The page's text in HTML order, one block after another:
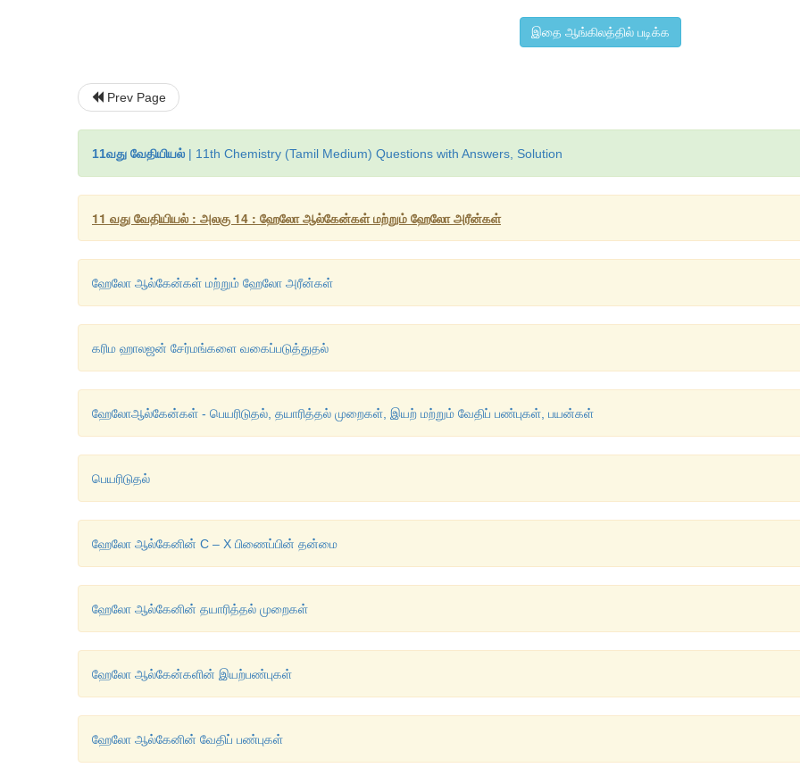
இதை ஆங்கிலத்தில் படிக்க
Prev Page
11வது வேதியியல் | 11th Chemistry (Tamil Medium) Questions with Answers, Solution
11 வது வேதியியல் : அலகு 14 : ஹேலோ ஆல்கேன்கள் மற்றும் ஹேலோ அரீன்கள்
ஹேலோ ஆல்கேன்கள் மற்றும் ஹேலோ அரீன்கள்
கரிம ஹாலஜன் சேர்மங்களை வகைப்படுத்துதல்
ஹேலோஆல்கேன்கள் - பெயரிடுதல், தயாரித்தல் முறைகள், இயற் மற்றும் வேதிப் பண்புகள், பயன்கள்
பெயரிடுதல்
ஹேலோ ஆல்கேனின் C – X பிணைப்பின் தன்மை
ஹேலோ ஆல்கேனின் தயாரித்தல் முறைகள்
ஹேலோ ஆல்கேன்களின் இயற்பண்புகள்
ஹேலோ ஆல்கேனின் வேதிப் பண்புகள்